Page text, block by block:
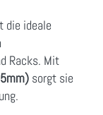
die ideale
Racks. Mit
sorgt sie